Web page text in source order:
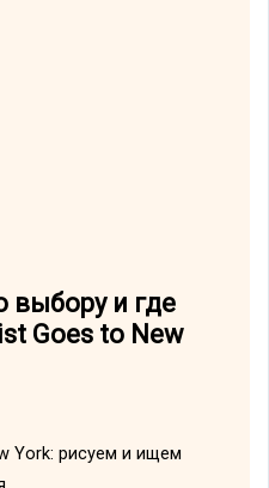
выбору и где
Goes to New